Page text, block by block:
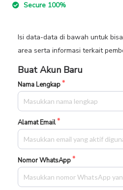
Secure 100%
Isi data-data di bawah untuk
area serta informasi terkait
Buat Akun Baru
Nama Lengkap
Alamat Email
Nomor WhatsApp